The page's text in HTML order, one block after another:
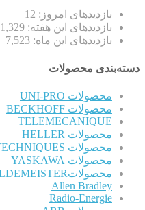
بازدیدهای امروز: 12
بازدیدهای این هفته: 1,329
بازدیدهای این ماه: 7,523
دسته‌بندی محصولات
محصولات UNI-PRO
محصولات BECKHOFF
TELEMECANIQUE
محصولات HELLER
محصولات CONTROL TECHNIQUES
محصولات YASKAWA
محصولاتGILDEMEISTER
Allen Bradley
Radio-Energie